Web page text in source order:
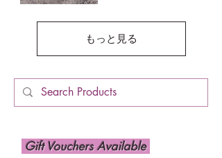
もっと見る
Gift Vouchers Available